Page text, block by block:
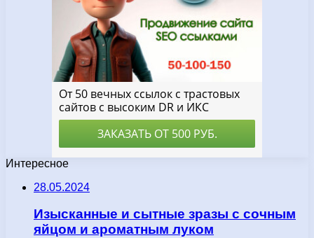
Интересное
28.05.2024
Изысканные и сытные зразы с сочным
яйцом и ароматным луком